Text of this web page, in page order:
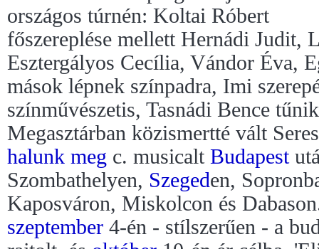
országos túrnén: Koltai Róbert
főszereplése mellett Hernádi Judit,
Esztergályos Cecília, Vándor Éva,
mások lépnek színpadra, Imi
színművészetis, Tasnádi Bence
Megasztárban közismertté vált
halunk meg c. musicalt Budapest
Szombathelyen, Szegeden,
Kaposváron, Miskolcon és
szeptember 4-én - stílszerűen - a